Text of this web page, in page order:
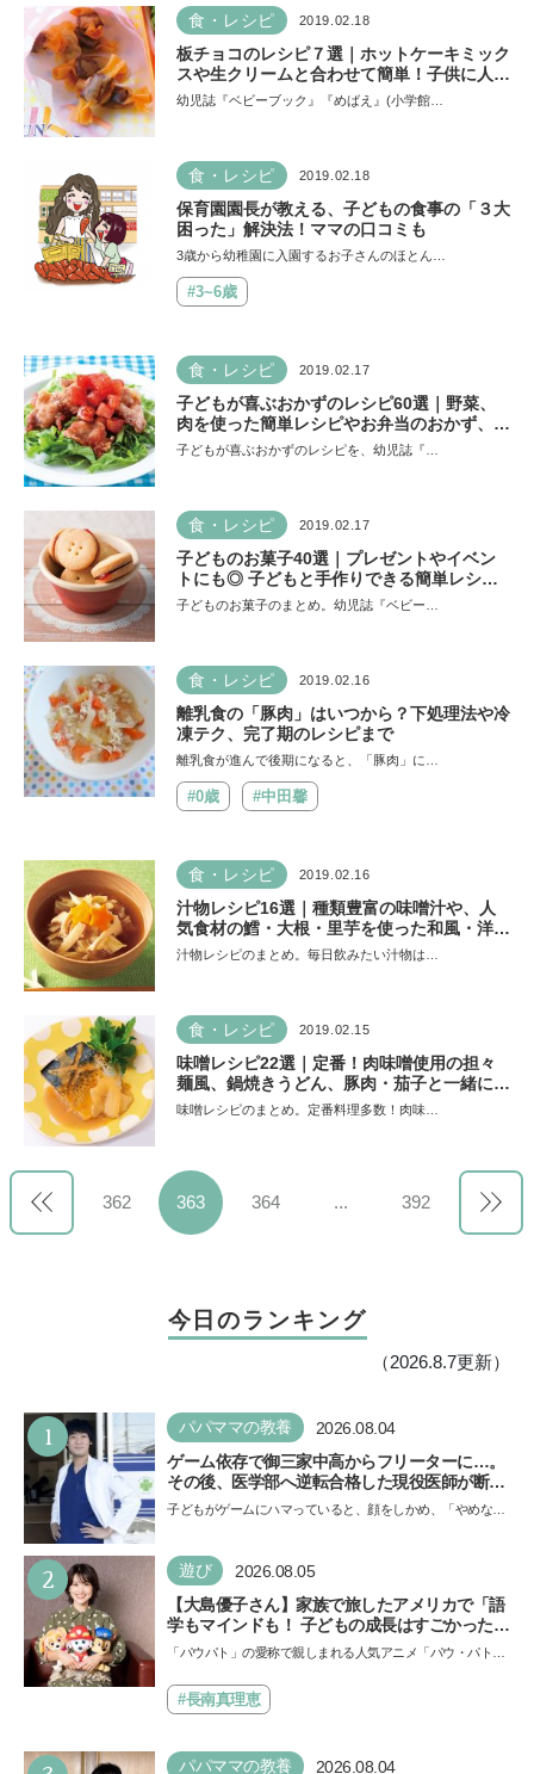
食・レシピ 2019.02.18
板チョコのレシピ７選｜ホットケーキミック
スや生クリームと合わせて簡単！子供に人気
のお菓子レシピ
幼児誌『ベビーブック』『めばえ』(小学館…
食・レシピ 2019.02.18
保育園園長が教える、子どもの食事の「３大
困った」解決法！ママの口コミも
3歳から幼稚園に入園するお子さんのほとん…
#3~6歳
食・レシピ 2019.02.17
子どもが喜ぶおかずのレシピ60選｜野菜、
肉を使った簡単レシピやお弁当のおかず、パ
ーティーメニューも！
子どもが喜ぶおかずのレシピを、幼児誌『…
食・レシピ 2019.02.17
子どものお菓子40選｜プレゼントやイベン
トにも◎ 子どもと手作りできる簡単レシピ
や市販の詰め合わせなど！
子どものお菓子のまとめ。幼児誌『ベビー…
食・レシピ 2019.02.16
離乳食の「豚肉」はいつから？下処理法や冷
凍テク、完了期のレシピまで
離乳食が進んで後期になると、「豚肉」に…
#0歳 #中田馨
食・レシピ 2019.02.16
汁物レシピ16選｜種類豊富の味噌汁や、人
気食材の鱈・大根・里芋を使った和風・洋風
の汁物を厳選！
汁物レシピのまとめ。毎日飲みたい汁物は…
食・レシピ 2019.02.15
味噌レシピ22選｜定番！肉味噌使用の担々
麺風、鍋焼きうどん、豚肉・茄子と一緒にな
ど人気＆簡単レシピ
味噌レシピのまとめ。定番料理多数！肉味…
362 363 364 ... 392
今日のランキング
（2026.8.7更新）
1 パパママの教養 2026.08.04
ゲーム依存で御三家中高からフリーターに…。
その後、医学部へ逆転合格した現役医師が断言
「ゲームの経験が受験勉強に役立った」そう考
子どもがゲームにハマっていると、顔をしかめ、「やめなさ
い…
2 遊び 2026.08.05
【大島優子さん】家族で旅したアメリカで「語
学もマインドも！ 子どもの成長はすごかった」
声優をつとめた映画『パウ・パトロール ザ・ダ
できると子どもに知ってほしい
「パウパト」の愛称で親しまれる人気アニメ「パウ・パトロ
ザ…#長南真理恵
パパママの教養 2026.08.04